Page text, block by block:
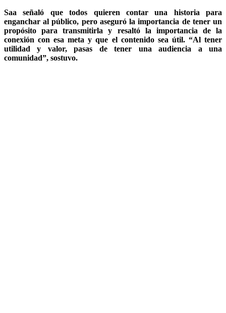
Saa señaló que todos quieren contar una historia para
enganchar al público, pero aseguró la importancia de tener un
propósito para transmitirla y resaltó la importancia de la
conexión con esa meta y que el contenido sea útil. “Al tener
utilidad y valor, pasas de tener una audiencia a una
comunidad”, sostuvo.